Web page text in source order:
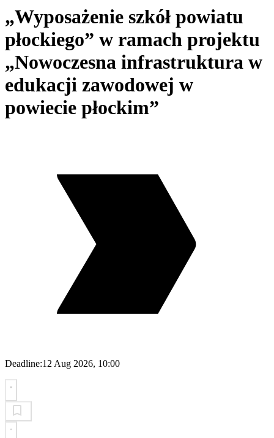
„Wyposażenie szkół powiatu
płockiego” w ramach projektu
„Nowoczesna infrastruktura w
edukacji zawodowej w
powiecie płockim”
Deadline:12 Aug 2026, 10:00